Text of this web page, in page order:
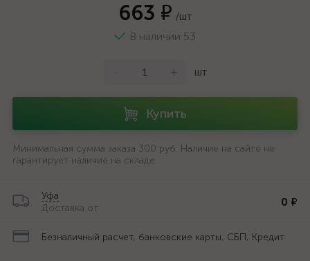
663 ₽ /шт
В наличии 53
+ шт
Купить
Минимальная сумма заказа 300 руб. Наличие на сайте не
гарантирует наличие на складе.
Уфа
Доставка от
0 ₽
Безналичный расчет, банковские карты, СБП, Кредит